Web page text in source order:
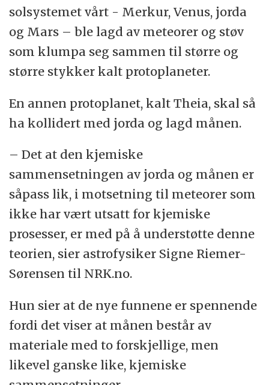
solsystemet vårt - Merkur, Venus, jorda
og Mars – ble lagd av meteorer og støv
som klumpa seg sammen til større og
større stykker kalt protoplaneter.
En annen protoplanet, kalt Theia, skal så
ha kollidert med jorda og lagd månen.
– Det at den kjemiske
sammensetningen av jorda og månen er
såpass lik, i motsetning til meteorer som
ikke har vært utsatt for kjemiske
prosesser, er med på å understøtte denne
teorien, sier astrofysiker Signe Riemer-
Sørensen til NRK.no.
Hun sier at de nye funnene er spennende
fordi det viser at månen består av
materiale med to forskjellige, men
likevel ganske like, kjemiske